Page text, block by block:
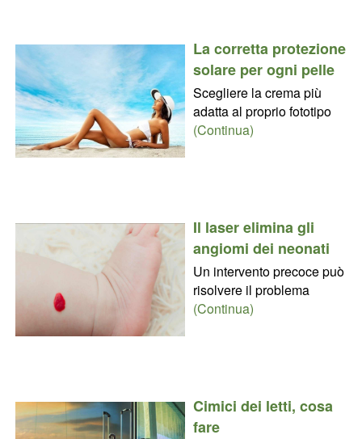
La corretta protezione
solare per ogni pelle
Scegliere la crema più
adatta al proprio fototipo
(Continua)
Il laser elimina gli
angiomi dei neonati
Un intervento precoce può
risolvere il problema
(Continua)
Cimici dei letti, cosa
fare